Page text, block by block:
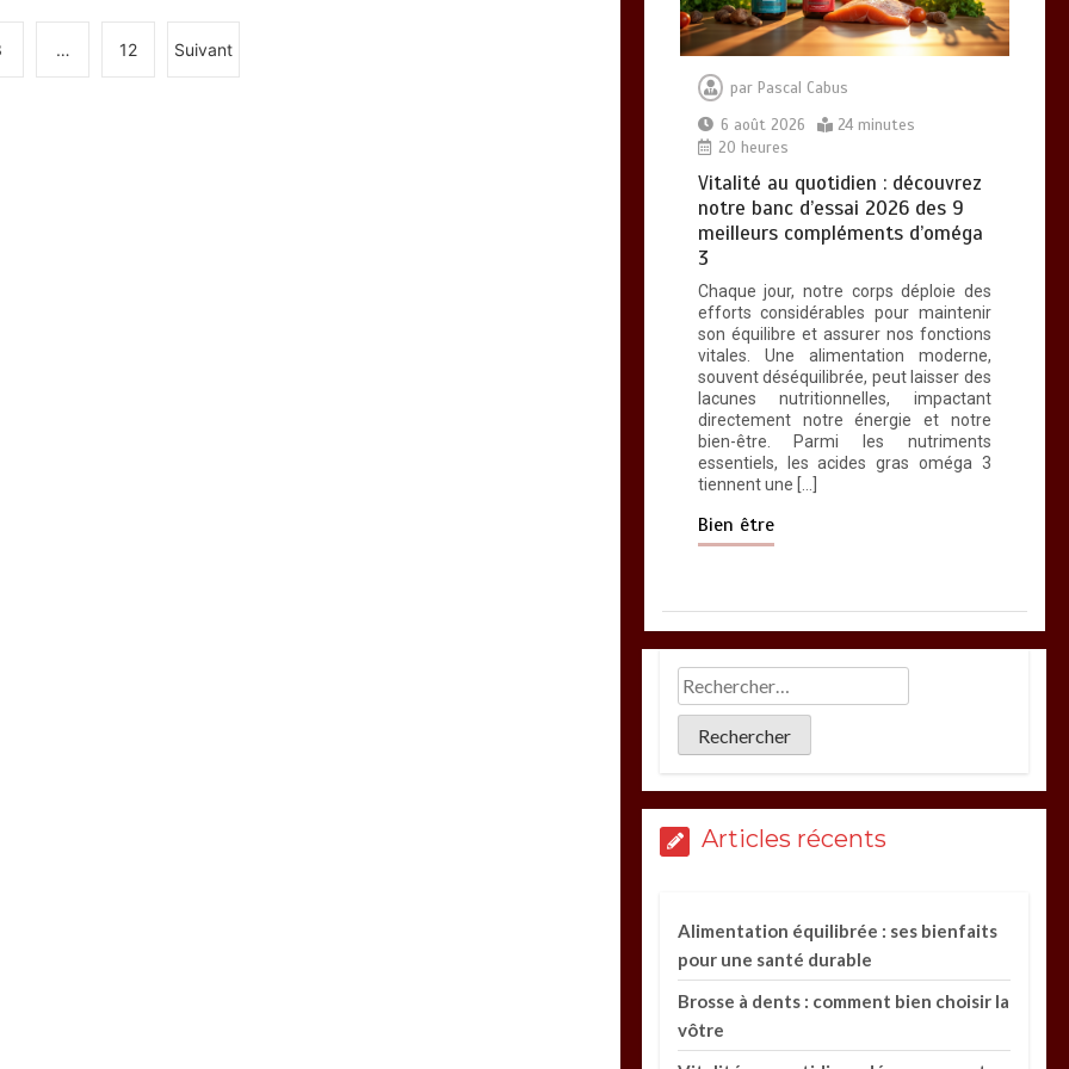
… 12 Suivant
par Pascal Cabus
6 août 2026
24 minutes
20 heures
Vitalité au quotidien : découvrez
notre banc d’essai 2026 des 9
meilleurs compléments d’oméga
3
Chaque jour, notre corps déploie des
efforts considérables pour maintenir
son équilibre et assurer nos fonctions
vitales. Une alimentation moderne,
souvent déséquilibrée, peut laisser des
lacunes nutritionnelles, impactant
directement notre énergie et notre
bien-être. Parmi les nutriments
essentiels, les acides gras oméga 3
tiennent une […]
Bien être
Articles récents
Alimentation équilibrée : ses bienfaits
pour une santé durable
Brosse à dents : comment bien choisir la
vôtre